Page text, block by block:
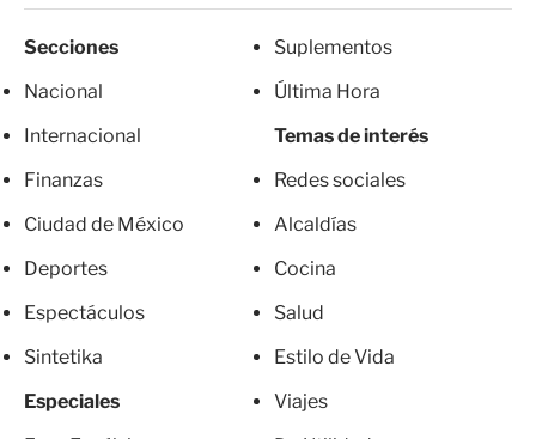
Secciones
Nacional
Internacional
Finanzas
Ciudad de México
Deportes
Espectáculos
Sintetika
Especiales
Suplementos
Última Hora
Temas de interés
Redes sociales
Alcaldías
Cocina
Salud
Estilo de Vida
Viajes